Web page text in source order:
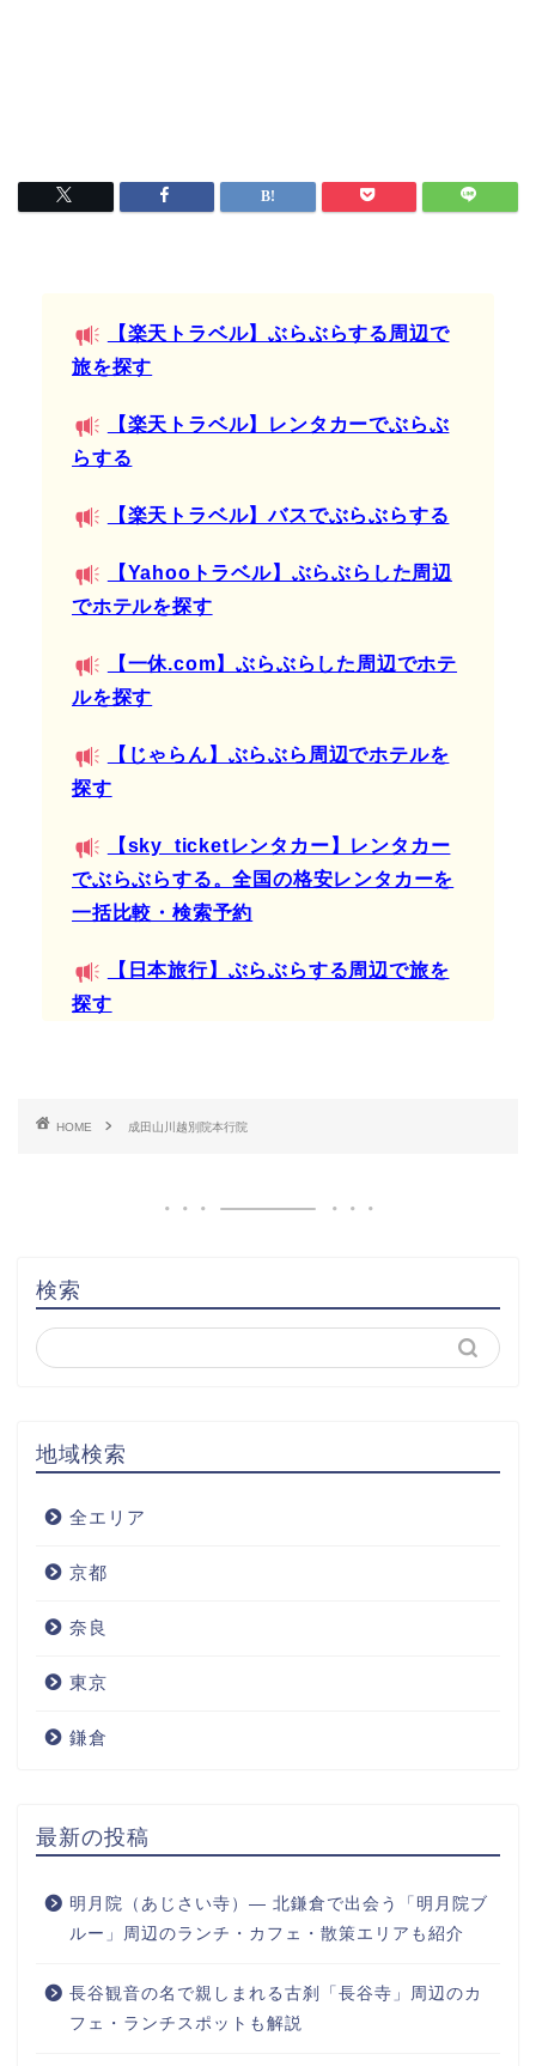
【楽天トラベル】ぶらぶらする周辺で
旅を探す
【楽天トラベル】レンタカーでぶらぶ
らする
【楽天トラベル】バスでぶらぶらする
【Yahooトラベル】ぶらぶらした周辺
でホテルを探す
【一休.com】ぶらぶらした周辺でホテ
ルを探す
【じゃらん】ぶらぶら周辺でホテルを
探す
【sky_ticketレンタカー】レンタカー
でぶらぶらする。全国の格安レンタカーを
一括比較・検索予約
【日本旅行】ぶらぶらする周辺で旅を
探す
HOME 成田山川越別院本行院
検索
地域検索
全エリア
京都
奈良
東京
鎌倉
最新の投稿
明月院（あじさい寺）― 北鎌倉で出会う「明月院ブ
ルー」周辺のランチ・カフェ・散策エリアも紹介
長谷観音の名で親しまれる古刹「長谷寺」周辺のカ
フェ・ランチスポットも解説